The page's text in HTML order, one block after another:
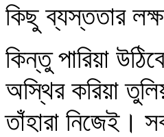
কিছু ব্যস্ততার
কিন্তু পারিয়া
অস্থির করিয়া
তাঁহারা নিজেই।